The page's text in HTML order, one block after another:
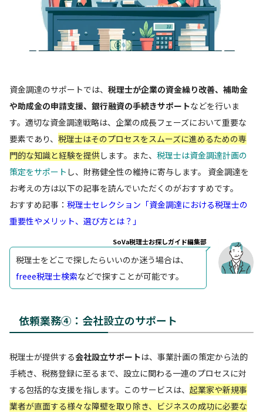
資金調達のサポートでは、 税理士が企業の資金繰り改善、補助金
や助成金の申請支援、銀行融資の手続きサポートなどを行いま
す。適切な資金調達戦略は、企業の成長フェーズにおいて重要な
要素であり、 税理士はそのプロセスをスムーズに進めるための専
門的な知識と経験を提供します。また、 税理士は資金調達計画の
策定をサポート し、財務健全性の維持に寄与します。 資金調達を
お考えの方は以下の記事を読んでいただくのがおすすめです。
おすすめ記事： 税理士セレクション「資金調達における税理士の
重要性やメリット、選び方とは？」
SoVa税理士お探しガイド編集部
税理士をどこで探したらいいのか迷う場合は、
freee税理士検索などで探すことが可能です。
依頼業務④：会社設立のサポート
税理士が提供する会社設立サポートは、事業計画の策定から法的
手続き、税務登録に至るまで、設立に関わる一連のプロセスに対
する包括的な支援を指します。このサービスは、 起業家や新規事
業者が直面する様々な障壁を取り除き、ビジネスの成功に必要な